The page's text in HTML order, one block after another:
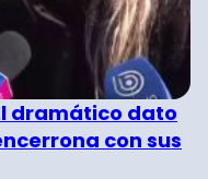
dramático dato
con sus